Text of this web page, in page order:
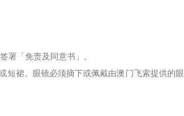
署「免责及同意书」。
短裙。眼镜必须摘下或佩戴由澳门飞索提供的眼